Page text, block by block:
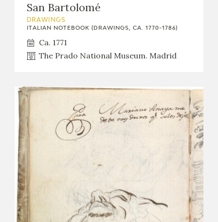
San Bartolomé
DRAWINGS
ITALIAN NOTEBOOK (DRAWINGS, CA. 1770-1786)
Ca. 1771
The Prado National Museum. Madrid